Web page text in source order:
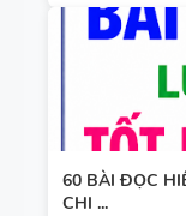
60 BÀI ĐỌC
CHI ...